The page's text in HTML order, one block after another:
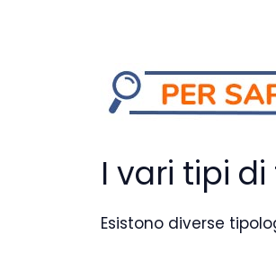
I vari tipi
Esistono diverse